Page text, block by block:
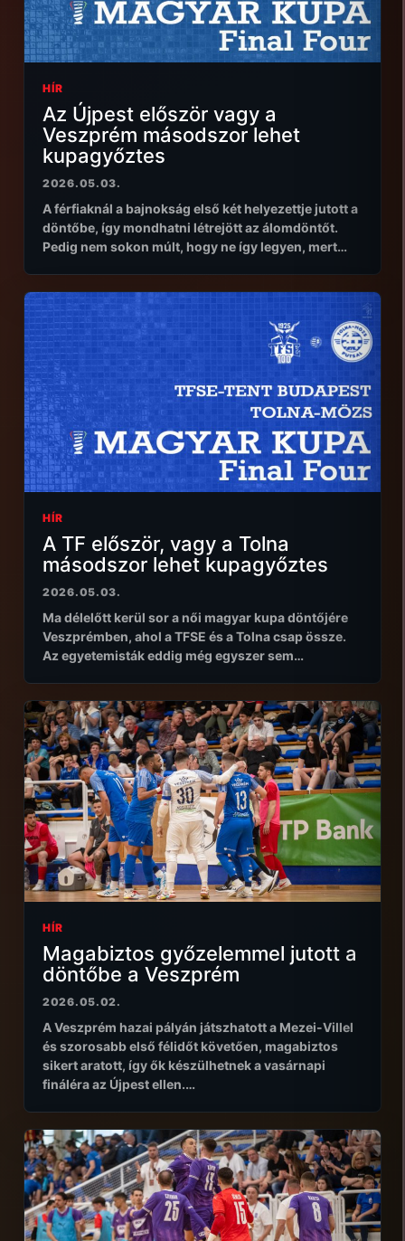
HÍR
Az Újpest először vagy a
Veszprém másodszor lehet
kupagyőztes
2026.05.03.
A férfiaknál a bajnokság első két helyezettje jutott a
döntőbe, így mondhatni létrejött az álomdöntőt.
Pedig nem sokon múlt, hogy ne így legyen, mert…
HÍR
A TF először, vagy a Tolna
másodszor lehet kupagyőztes
2026.05.03.
Ma délelőtt kerül sor a női magyar kupa döntőjére
Veszprémben, ahol a TFSE és a Tolna csap össze.
Az egyetemisták eddig még egyszer sem…
HÍR
Magabiztos győzelemmel jutott a
döntőbe a Veszprém
2026.05.02.
A Veszprém hazai pályán játszhatott a Mezei-Villel
és szorosabb első félidőt követően, magabiztos
sikert aratott, így ők készülhetnek a vasárnapi
fináléra az Újpest ellen.…